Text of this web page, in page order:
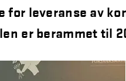
for leveranse av
er berammet til